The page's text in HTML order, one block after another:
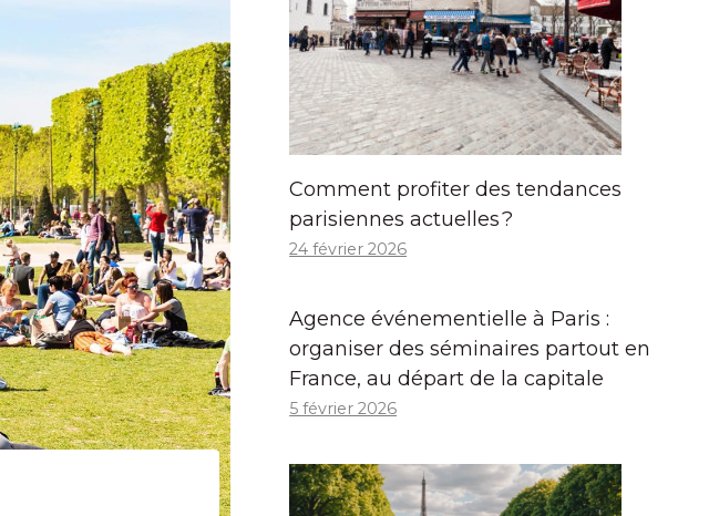
Comment profiter des tendances
parisiennes actuelles ?
24 février 2026
Agence événementielle à Paris :
organiser des séminaires partout en
France, au départ de la capitale
5 février 2026